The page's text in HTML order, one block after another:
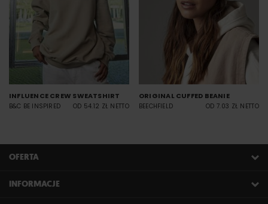
INFLUENCE CREW SWEATSHIRT
B&C BE INSPIRED OD 54.12 ZŁ NETTO
ORIGINAL CUFFED BEANIE
BEECHFIELD OD 7.03 ZŁ NETTO
OFERTA
INFORMACJE